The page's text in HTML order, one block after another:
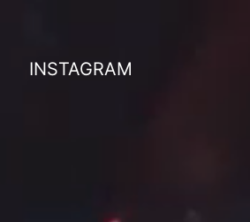
INSTAGRAM